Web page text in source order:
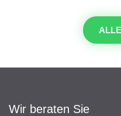
Wir beraten Sie